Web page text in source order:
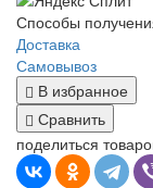
Способы
Доставка
Самовывоз
В избранное
Сравнить
поделиться